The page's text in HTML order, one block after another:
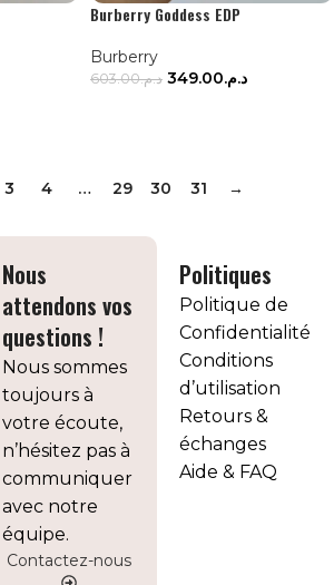
Burberry Goddess EDP
Burberry
د.م.603.00 د.م.349.00
3 4 … 29 30 31 →
Nous
attendons vos
questions !
Nous sommes
toujours à
votre écoute,
n’hésitez pas à
communiquer
avec notre
équipe.
Contactez-nous
Politiques
Politique de
Confidentialité
Conditions
d’utilisation
Retours &
échanges
Aide & FAQ